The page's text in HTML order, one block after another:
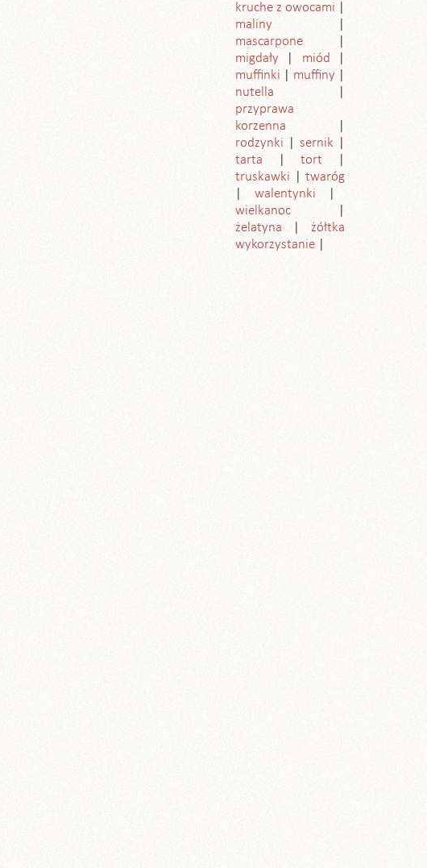
kruche z owocami
maliny
mascarpone
migdały
miód
muffinki
muffiny
nutella
przyprawa
korzenna
rodzynki
sernik
tarta
tort
truskawki
twaróg
walentynki
wielkanoc
żelatyna
żółtka
wykorzystanie